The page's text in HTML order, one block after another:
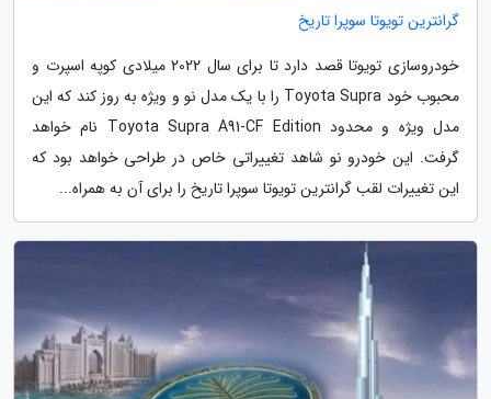
گرانترین تویوتا سوپرا تاریخ
خودروسازی تویوتا قصد دارد تا برای سال 2022 میلادی کوپه اسپرت و
محبوب خود Toyota Supra را با یک مدل نو و ویژه به روز کند که این
مدل ویژه و محدود Toyota Supra A91-CF Edition نام خواهد
گرفت. این خودرو نو شاهد تغییراتی خاص در طراحی خواهد بود که
این تغییرات لقب گرانترین تویوتا سوپرا تاریخ را برای آن به همراه...